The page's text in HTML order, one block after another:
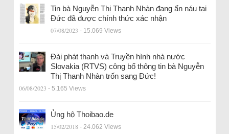
Tin bà Nguyễn Thị Thanh Nhàn đang ẩn náu tại
Đức đã được chính thức xác nhận
07/08/2023 - 15.069 Views
Đài phát thanh và Truyền hình nhà nước
Slovakia (RTVS) công bố thông tin bà Nguyễn
Thị Thanh Nhàn trốn sang Đức!
06/08/2023 - 5.165 Views
Ủng hộ Thoibao.de
15/02/2018 - 24.062 Views